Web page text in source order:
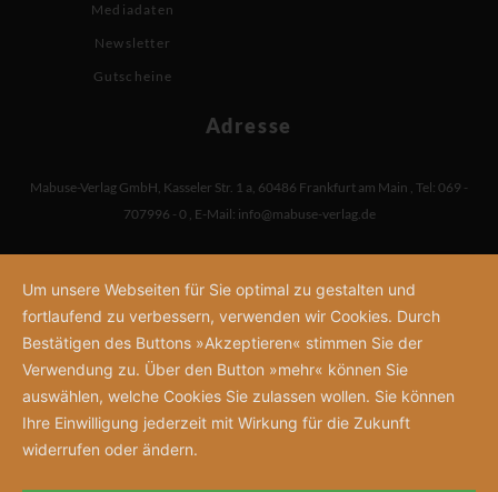
Mediadaten
Newsletter
Gutscheine
Adresse
Mabuse-Verlag GmbH, Kasseler Str. 1 a, 60486 Frankfurt am Main , Tel: 069 -
707996 - 0 , E-Mail: info@mabuse-verlag.de
Um unsere Webseiten für Sie optimal zu gestalten und
fortlaufend zu verbessern, verwenden wir Cookies. Durch
Bestätigen des Buttons »Akzeptieren« stimmen Sie der
Verwendung zu. Über den Button »mehr« können Sie
auswählen, welche Cookies Sie zulassen wollen. Sie können
Ihre Einwilligung jederzeit mit Wirkung für die Zukunft
widerrufen oder ändern.